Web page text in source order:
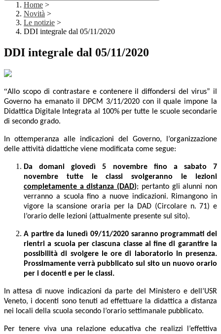
Home >
Novità >
Le notizie >
DDI integrale dal 05/11/2020
DDI integrale dal 05/11/2020
“Allo scopo di contrastare e contenere il diffondersi del virus” il
Governo ha emanato il DPCM 3/11/2020 con il quale impone la
Didattica Digitale Integrata al 100% per tutte le scuole secondarie
di secondo grado.
In ottemperanza alle indicazioni del Governo, l’organizzazione
delle attività didattiche viene modificata come segue:
Da domani giovedì 5 novembre fino a sabato 7
novembre tutte le classi svolgeranno le lezioni
completamente a distanza (DAD); pertanto gli alunni non
verranno a scuola fino a nuove indicazioni. Rimangono in
vigore la scansione oraria per la DAD (Circolare n. 71) e
l’orario delle lezioni (attualmente presente sul sito).
A partire da lunedì 09/11/2020 saranno programmati dei
rientri a scuola per ciascuna classe al fine di garantire la
possibilità di svolgere le ore di laboratorio in presenza.
Prossimamente verrà pubblicato sul sito un nuovo orario
per i docenti e per le classi.
In attesa di nuove indicazioni da parte del Ministero e dell’USR
Veneto, i docenti sono tenuti ad effettuare la didattica a distanza
nei locali della scuola secondo l’orario settimanale pubblicato.
Per tenere viva una relazione educativa che realizzi l’effettiva